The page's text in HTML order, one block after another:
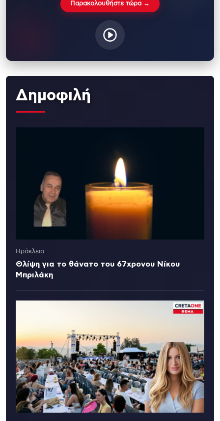
Παρακολουθήστε τώρα →
Δημοφιλή
Ηράκλειο
Θλίψη για το θάνατο του 67χρονου Νίκου
Μπριλάκη